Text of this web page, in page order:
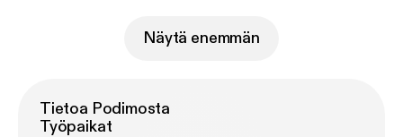
Näytä enemmän
Tietoa Podimosta
Työpaikat